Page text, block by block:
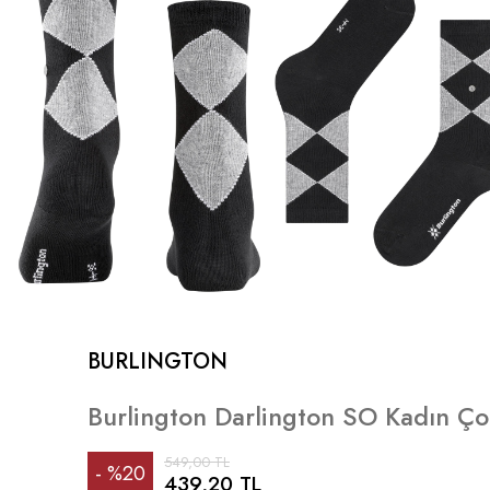
BURLINGTON
Burlington Darlington SO Kadın
%20 549,00 TL
439,20 TL